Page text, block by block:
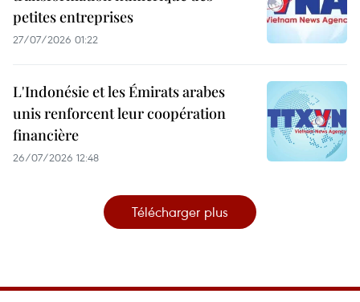
petites entreprises
27/07/2026 01:22
L'Indonésie et les Émirats arabes
unis renforcent leur coopération
financière
26/07/2026 12:48
Télécharger plus